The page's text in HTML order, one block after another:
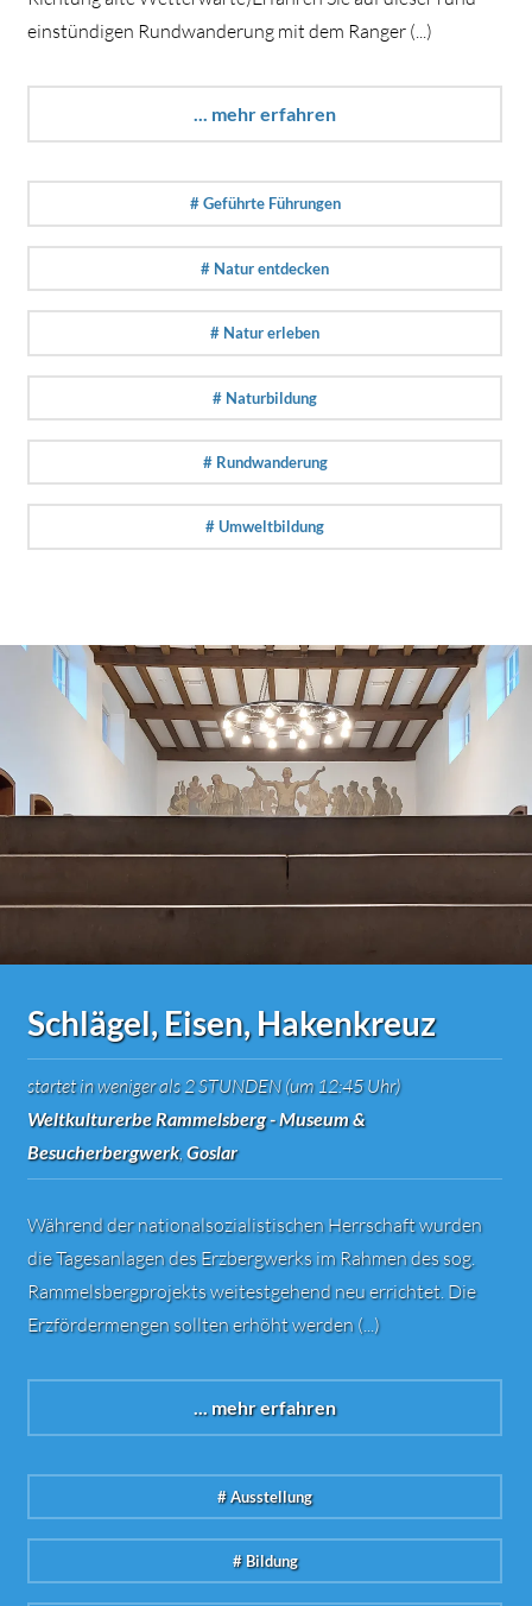
einstündigen Rundwanderung mit dem Ranger (...)
... mehr erfahren
# Geführte Führungen
# Natur entdecken
# Natur erleben
# Naturbildung
# Rundwanderung
# Umweltbildung
Schlägel, Eisen, Hakenkreuz
startet in weniger als 2 STUNDEN (um 12:45 Uhr)
Weltkulturerbe Rammelsberg - Museum &
Besucherbergwerk, Goslar
Während der nationalsozialistischen Herrschaft wurden
die Tagesanlagen des Erzbergwerks im Rahmen des sog.
Rammelsbergprojekts weitestgehend neu errichtet. Die
Erzfördermengen sollten erhöht werden (...)
... mehr erfahren
# Ausstellung
# Bildung